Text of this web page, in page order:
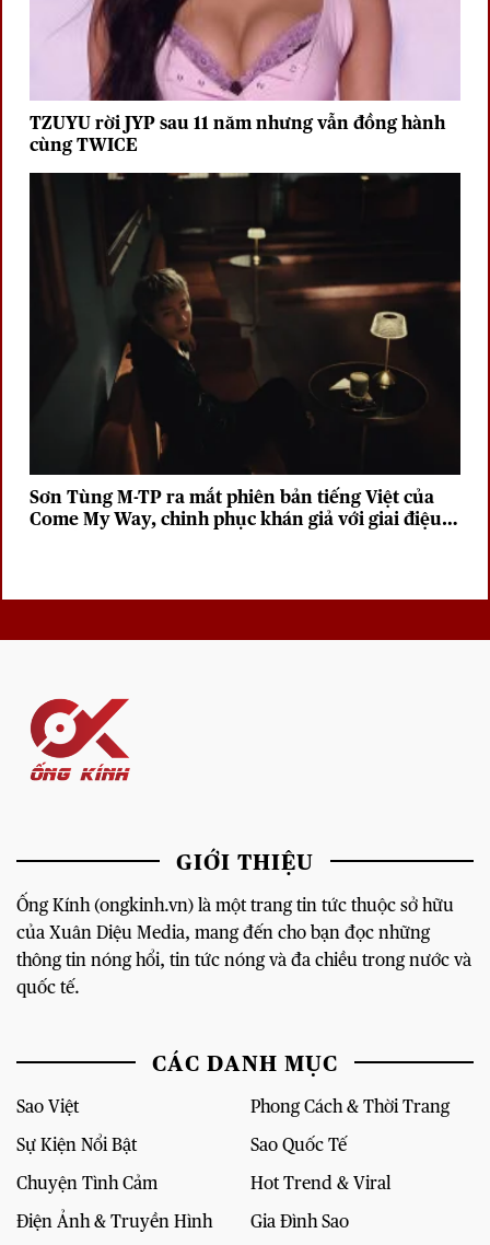
TZUYU rời JYP sau 11 năm nhưng vẫn đồng hành
cùng TWICE
Sơn Tùng M-TP ra mắt phiên bản tiếng Việt của
Come My Way, chinh phục khán giả với giai điệu
GIỚI THIỆU
Ống Kính (ongkinh.vn) là một trang tin tức thuộc sở hữu
của Xuân Diệu Media, mang đến cho bạn đọc những
thông tin nóng hổi, tin tức nóng và đa chiều trong nước và
quốc tế.
CÁC DANH MỤC
Sao Việt
Phong Cách & Thời Trang
Sự Kiện Nổi Bật
Sao Quốc Tế
Chuyện Tình Cảm
Hot Trend & Viral
Điện Ảnh & Truyền Hình
Gia Đình Sao